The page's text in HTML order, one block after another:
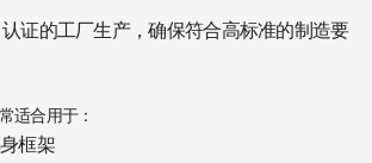
认证的工厂生产，确保符合高标准的制造要
适合用于：
框架